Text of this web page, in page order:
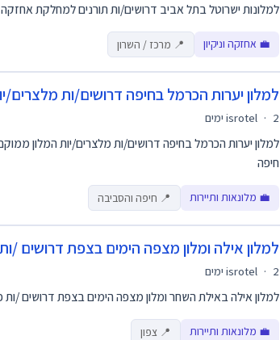
למלונות ישרוטל בתל אביב דרושים/ות תורנים למחלקת
💼 אחזקה וניקיון 📍 מרכז / השרון
למלון יערות הכרמל בחיפה דרושים/ות מלצרים/
isrotel · 2 ימים
למלון יערות הכרמל בחיפה דרושים/ות מלצרים/יות המלון
חיפה
💼 מלונאות ותיירות 📍 חיפה והסביבה
למלון אילה ומלון מצפה הימים בצפת דרושים /
isrotel · 2 ימים
למלון אילה באילת השחר ומלון מצפה הימים בצפת דרושים /ות
💼 מלונאות ותיירות 📍 צפון